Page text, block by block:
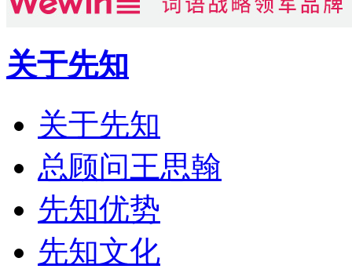
关于先知
关于先知
总顾问王思翰
先知优势
先知文化